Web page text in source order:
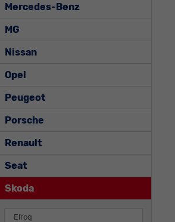
Mercedes-Benz
MG
Nissan
Opel
Peugeot
Porsche
Renault
Seat
Skoda
Elroq